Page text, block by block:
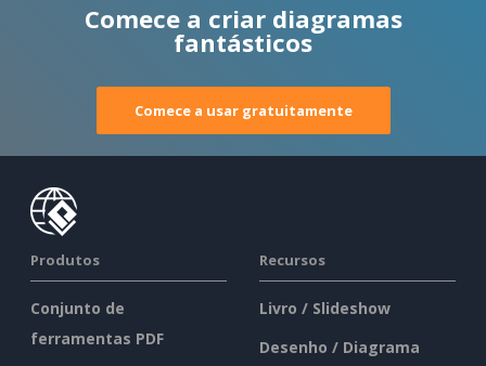
Comece a criar diagramas
fantásticos
Comece a usar gratuitamente
Produtos
Conjunto de
ferramentas PDF
Recursos
Livro / Slideshow
Desenho / Diagrama